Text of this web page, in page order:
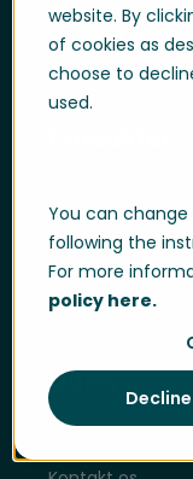
website. By
of cookies as
choose to
used.
You can
following the
For more
policy here.
Decline
© Quinyx AB 2025
Optimize
Engage
Quinyx